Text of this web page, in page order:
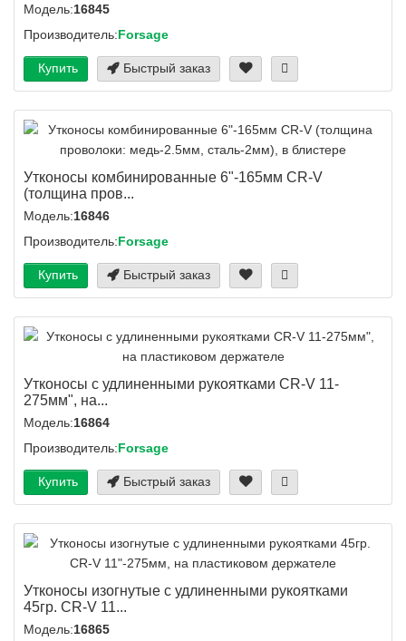
Модель:16845
Производитель:Forsage
Купить Быстрый заказ
Утконосы комбинированные 6"-165мм CR-V
(толщина пров...
Модель:16846
Производитель:Forsage
Купить Быстрый заказ
Утконосы с удлиненными рукоятками CR-V 11-
275мм", на...
Модель:16864
Производитель:Forsage
Купить Быстрый заказ
Утконосы изогнутые с удлиненными рукоятками
45гр. CR-V 11...
Модель:16865